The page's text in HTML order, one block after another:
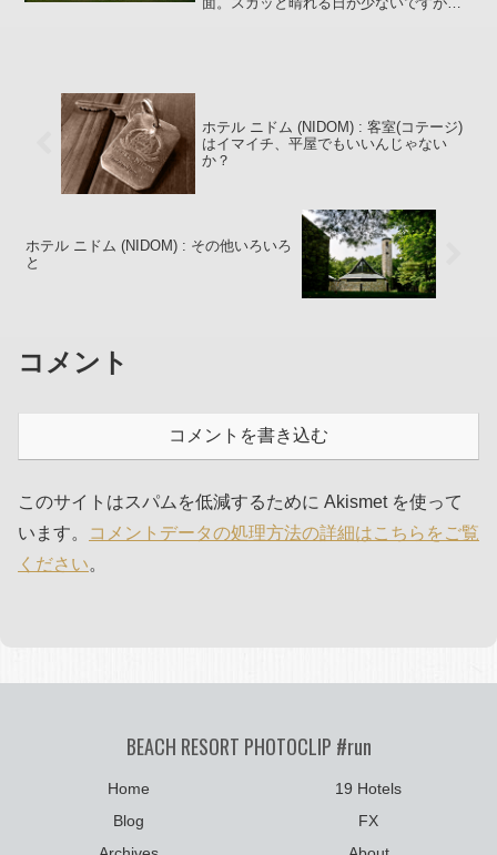
ホテル ニドム (NIDOM) : 客室(コテージ)
はイマイチ、平屋でもいいんじゃない
か？
ホテル ニドム (NIDOM) : その他いろいろ
と
コメント
コメントを書き込む
このサイトはスパムを低減するために Akismet を使って
います。
コメントデータの処理方法の詳細はこちらをご覧
ください。
BEACH RESORT PHOTOCLIP #run
Home
19 Hotels
Blog
FX